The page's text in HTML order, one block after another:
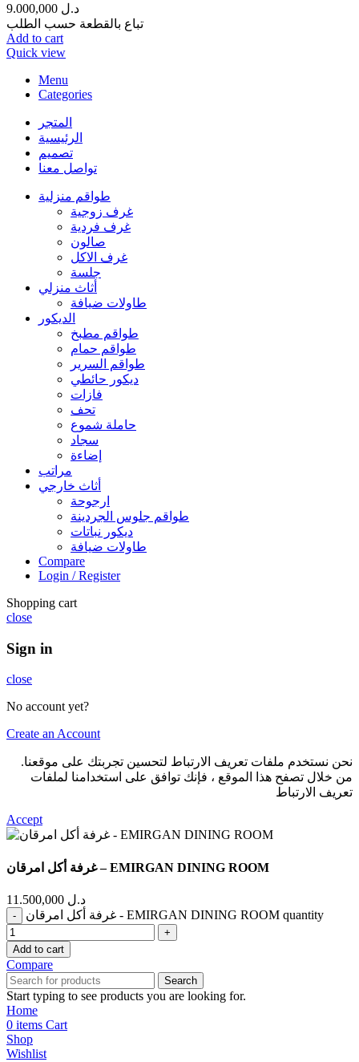
د.ل
تباع بالقطعة حسب الطلب
Add to cart
Quick view
Menu
Categories
المتجر
الرئيسية
تصميم
تواصل معنا
طواقم منزلية
غرف زوجية
غرف فردية
صالون
غرف الاكل
جلسة
أثاث منزلي
طاولات ضيافة
الديكور
طواقم مطبخ
طواقم حمام
طواقم السرير
ديكور حائطي
فازات
تحف
حاملة شموع
سجاد
إضاءة
مراتب
أثاث خارجي
ارجوحة
طواقم جلوس الجردينة
ديكور نباتات
طاولات ضيافة
Compare
Login / Register
Shopping cart
close
Sign in
close
No account yet?
Create an Account
نحن نستخدم ملفات تعريف الارتباط لتحسين تجربتك على موقعنا.
من خلال تصفح هذا الموقع ، فإنك توافق على استخدامنا لملفات
تعريف الارتباط
Accept
غرفة أكل امرقان – EMIRGAN DINING ROOM
د.ل
غرفة أكل امرقان - EMIRGAN DINING ROOM quantity
Add to cart
Compare
Search
Start typing to see products you are looking for.
Home
0 items Cart
Shop
Wishlist